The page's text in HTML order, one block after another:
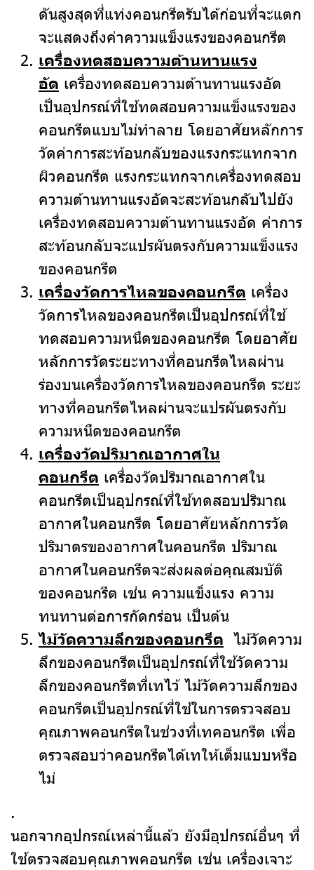
ดันสูงสุดที่แท่งคอนกรีตรับได้ก่อนที่จะแตก
จะแสดงถึงค่าความแข็งแรงของคอนกรีต
เครื่องทดสอบความต้านทานแรง
อัด เครื่องทดสอบความต้านทานแรงอัด
เป็นอุปกรณ์ที่ใช้ทดสอบความแข็งแรงของ
คอนกรีตแบบไม่ทำลาย โดยอาศัยหลักการ
วัดค่าการสะท้อนกลับของแรงกระแทกจาก
ผิวคอนกรีต แรงกระแทกจากเครื่องทดสอบ
ความต้านทานแรงอัดจะสะท้อนกลับไปยัง
เครื่องทดสอบความต้านทานแรงอัด ค่าการ
สะท้อนกลับจะแปรผันตรงกับความแข็งแรง
ของคอนกรีต
เครื่องวัดการไหลของคอนกรีต เครื่อง
วัดการไหลของคอนกรีตเป็นอุปกรณ์ที่ใช้
ทดสอบความหนืดของคอนกรีต โดยอาศัย
หลักการวัดระยะทางที่คอนกรีตไหลผ่าน
ร่องบนเครื่องวัดการไหลของคอนกรีต ระยะ
ทางที่คอนกรีตไหลผ่านจะแปรผันตรงกับ
ความหนืดของคอนกรีต
เครื่องวัดปริมาณอากาศใน
คอนกรีต เครื่องวัดปริมาณอากาศใน
คอนกรีตเป็นอุปกรณ์ที่ใช้ทดสอบปริมาณ
อากาศในคอนกรีต โดยอาศัยหลักการวัด
ปริมาตรของอากาศในคอนกรีต ปริมาณ
อากาศในคอนกรีตจะส่งผลต่อคุณสมบัติ
ของคอนกรีต เช่น ความแข็งแรง ความ
ทนทานต่อการกัดกร่อน เป็นต้น
ไม้วัดความลึกของคอนกรีต ไม้วัดความ
ลึกของคอนกรีตเป็นอุปกรณ์ที่ใช้วัดความ
ลึกของคอนกรีตที่เทไว้ ไม้วัดความลึกของ
คอนกรีตเป็นอุปกรณ์ที่ใช้ในการตรวจสอบ
คุณภาพคอนกรีตในช่วงที่เทคอนกรีต เพื่อ
ตรวจสอบว่าคอนกรีตได้เทให้เต็มแบบหรือ
ไม่
.
นอกจากอุปกรณ์เหล่านี้แล้ว ยังมีอุปกรณ์อื่นๆ ที่
ใช้ตรวจสอบคุณภาพคอนกรีต เช่น เครื่องเจาะ